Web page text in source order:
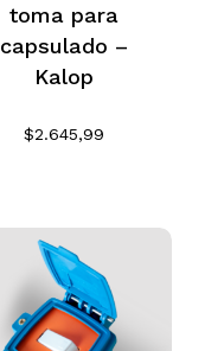
toma para
capsulado –
Kalop
$2.645,99